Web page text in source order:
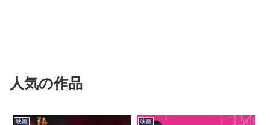
人気の作品
映画 映画